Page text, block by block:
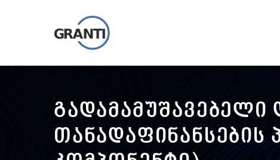
გადამამუშავებელი
თანადაფინანსების